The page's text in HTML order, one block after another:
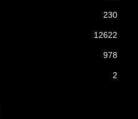
230
12622
978
2